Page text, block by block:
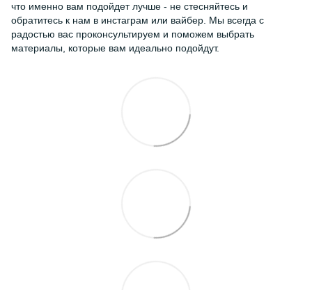
что именно вам подойдет лучше - не стесняйтесь и
обратитесь к нам в инстаграм или вайбер. Мы всегда с
радостью вас проконсультируем и поможем выбрать
материалы, которые вам идеально подойдут.